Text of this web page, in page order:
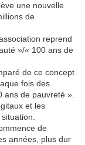
une nouvelle
de
reprend
»/« 100 ans de
de ce concept
fois des
ans de pauvreté ».
et les
de
années, plus dur